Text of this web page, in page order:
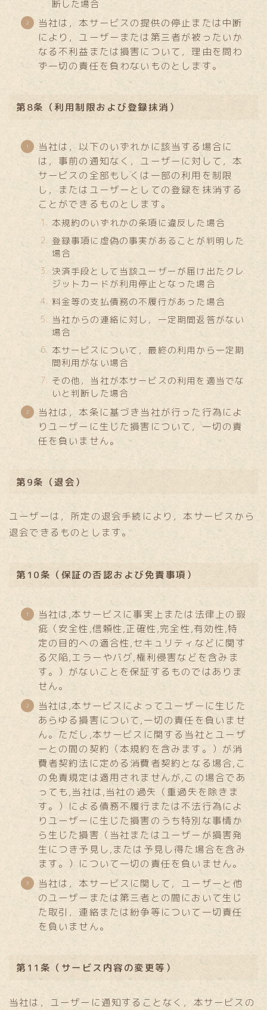
断した場合
当社は，本サービスの提供の停止または中断
により，ユーザーまたは第三者が被ったいか
なる不利益または損害について，理由を問わ
ず一切の責任を負わないものとします。
第8条（利用制限および登録抹消）
当社は，以下のいずれかに該当する場合に
は，事前の通知なく，ユーザーに対して，本
サービスの全部もしくは一部の利用を制限
し，またはユーザーとしての登録を抹消する
ことができるものとします。
本規約のいずれかの条項に違反した場合
登録事項に虚偽の事実があることが判明した
場合
決済手段として当該ユーザーが届け出たクレ
ジットカードが利用停止となった場合
料金等の支払債務の不履行があった場合
当社からの連絡に対し，一定期間返答がない
場合
本サービスについて，最終の利用から一定期
間利用がない場合
その他，当社が本サービスの利用を適当でな
いと判断した場合
当社は，本条に基づき当社が行った行為によ
りユーザーに生じた損害について，一切の責
任を負いません。
第9条（退会）
ユーザーは，所定の退会手続により，本サービスから
退会できるものとします。
第10条（保証の否認および免責事項）
当社は,本サービスに事実上または法律上の瑕
疵（安全性,信頼性,正確性,完全性,有効性,特
定の目的への適合性,セキュリティなどに関す
る欠陥,エラーやバグ,権利侵害などを含みま
す。）がないことを保証するものではありま
せん。
当社は,本サービスによってユーザーに生じた
あらゆる損害について,一切の責任を負いませ
ん。ただし,本サービスに関する当社とユーザ
ーとの間の契約（本規約を含みます。）が消
費者契約法に定める消費者契約となる場合,こ
の免責規定は適用されませんが,この場合であ
っても,当社は,当社の過失（重過失を除きま
す。）による債務不履行または不法行為によ
りユーザーに生じた損害のうち特別な事情か
ら生じた損害（当社またはユーザーが損害発
生につき予見し,または予見し得た場合を含み
ます。）について一切の責任を負いません。
当社は，本サービスに関して，ユーザーと他
のユーザーまたは第三者との間において生じ
た取引，連絡または紛争等について一切責任
を負いません。
第11条（サービス内容の変更等）
当社は，ユーザーに通知することなく，本サービスの